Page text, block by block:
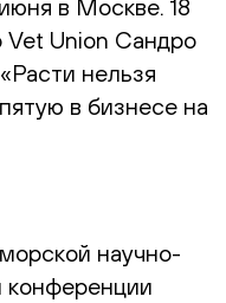
в Москве. 18
Vet Union Сандро
нельзя
в бизнесе на
научно-
конференции